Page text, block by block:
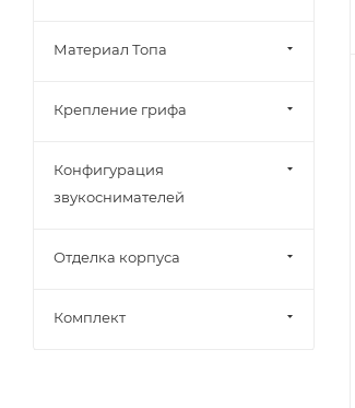
Материал Топа
Крепление грифа
Конфигурация
звукоснимателей
Отделка корпуса
Комплект